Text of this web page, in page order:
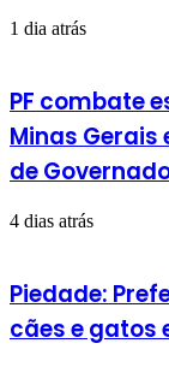
1 dia atrás
PF combate
Minas
de
4 dias atrás
Piedade:
cães e gatos